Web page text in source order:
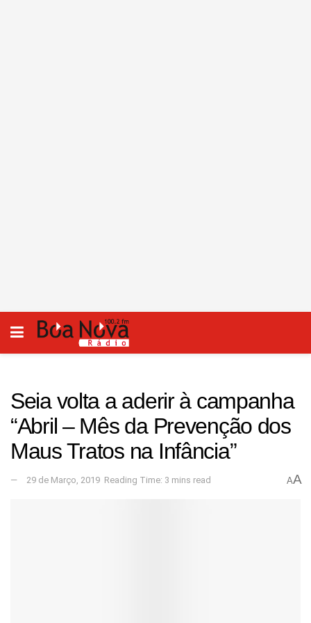
Seia volta a aderir à campanha
“Abril – Mês da Prevenção dos
Maus Tratos na Infância”
29 de Março, 2019 Reading Time: 3 mins read AA